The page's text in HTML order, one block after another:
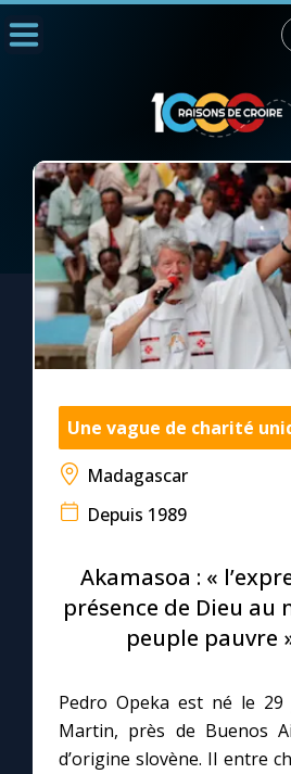
1000 Raisons de Croire
L'actualité de la semaine
La chaîne Youtube
La newsletter
La vidéo de la semaine
Le magazine
Questions-réponses
Une vague de charité
Madagascar
Depuis 1989
Akamasoa : «
présence de Dieu au
peuple pauvre
Pedro Opeka est né le
Martin, près de Buenos
d’origine slovène. Il entre